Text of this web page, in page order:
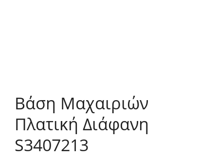
Βάση Μαχαιριών
Πλατική Διάφανη
S3407213